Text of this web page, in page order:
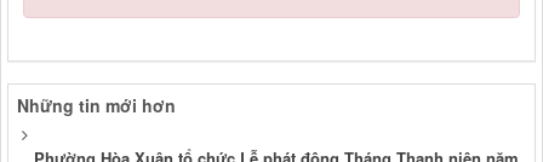
Những tin mới hơn